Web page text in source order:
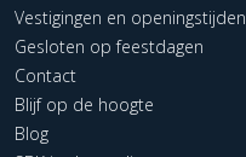
Vestigingen en openingstijden
Gesloten op feestdagen
Contact
Blijf op de hoogte
Blog